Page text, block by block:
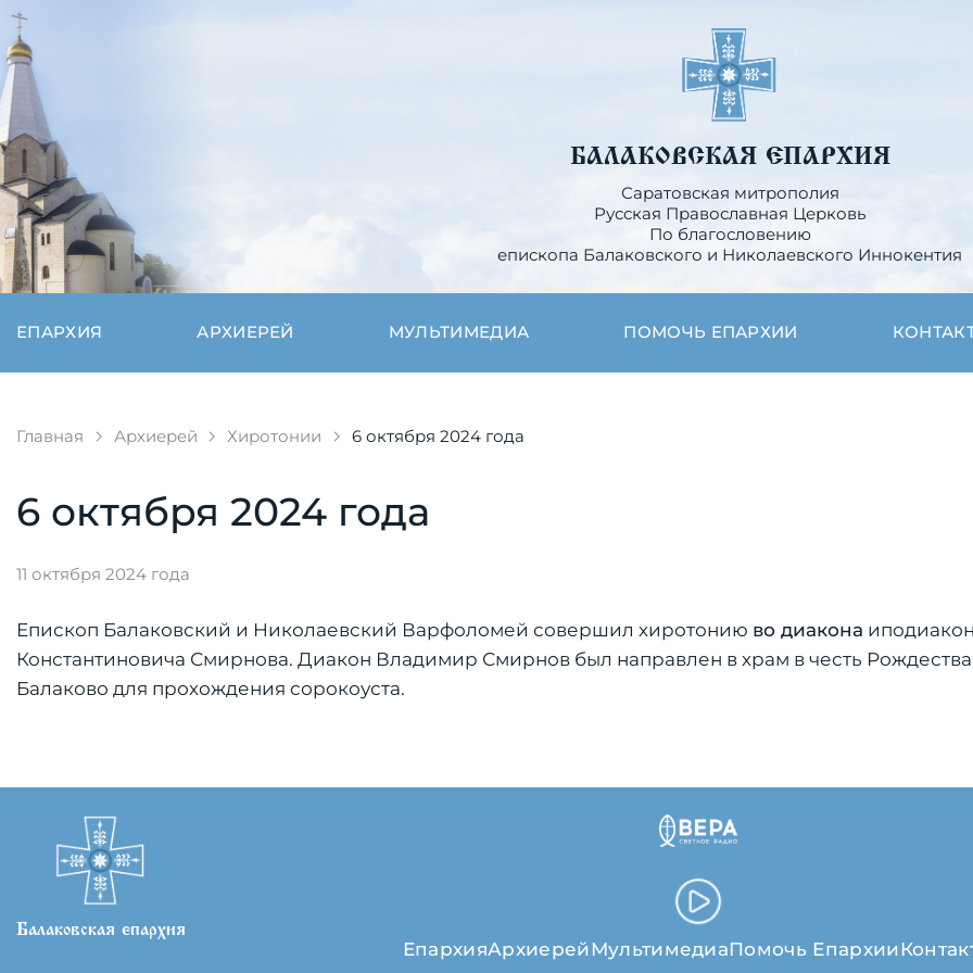
БАЛАКОВСКАЯ ЕПАРХИЯ
Саратовская митрополия
Русская Православная Церковь
По благословению
епископа Балаковского и Николаевского Иннокентия
ЕПАРХИЯ АРХИЕРЕЙ МУЛЬТИМЕДИА ПОМОЧЬ ЕПАРХИИ
Главная Архиерей Хиротонии 6 октября 2024 года
6 октября 2024 года
11 октября 2024 года
Епископ Балаковский и Николаевский Варфоломей совершил хиротонию во диакона
Константиновича Смирнова. Диакон Владимир Смирнов был направлен в храм в честь Рождества
Балаково для прохождения сорокоуста.
Балаковская епархия
ЕпархияАрхиерей МультимедиаПомочь Епархии